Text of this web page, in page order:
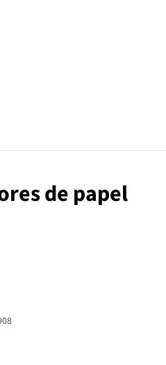
de papel